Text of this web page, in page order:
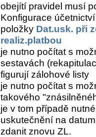
obejítí pravidel musí
Konfigurace
položky Dat.usk. při
realiz.platbou
je nutno počítat s
sestavách
figurují zálohové listy
je nutno počítat s
takového
je v tom případě
uskutečnění na
zdanit znovu ZL.